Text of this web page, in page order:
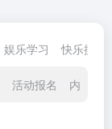
娱乐学习 快乐摸鱼
活动报名 内容运